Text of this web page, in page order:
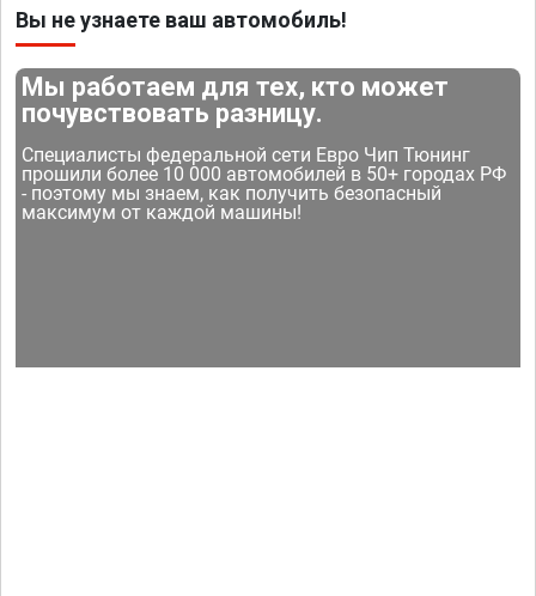
Вы не узнаете ваш автомобиль!
Мы работаем для тех, кто может
почувствовать разницу.
Специалисты федеральной сети Евро Чип Тюнинг
прошили более 10 000 автомобилей в 50+ городах РФ
- поэтому мы знаем, как получить безопасный
максимум от каждой машины!